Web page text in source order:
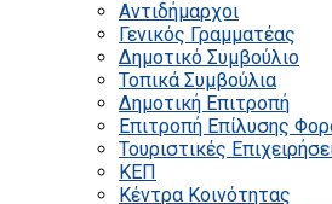
Αντιδήμαρχοι
Γενικός Γραμματέας
Δημοτικό Συμβούλιο
Τοπικά Συμβούλια
Δημοτική Επιτροπή
Επιτροπή Επίλυσης
Τουριστικές
ΚΕΠ
Κέντρα Κοινότητας